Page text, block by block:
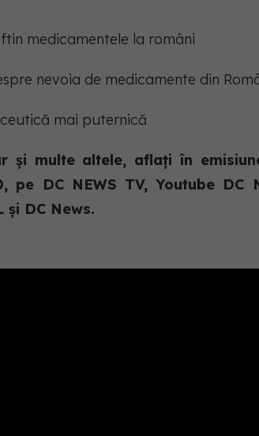
medicamentele la români
nevoia de medicamente din
mai puternică
și multe altele, aflați în
DC NEWS TV, Youtube DC
și DC News.